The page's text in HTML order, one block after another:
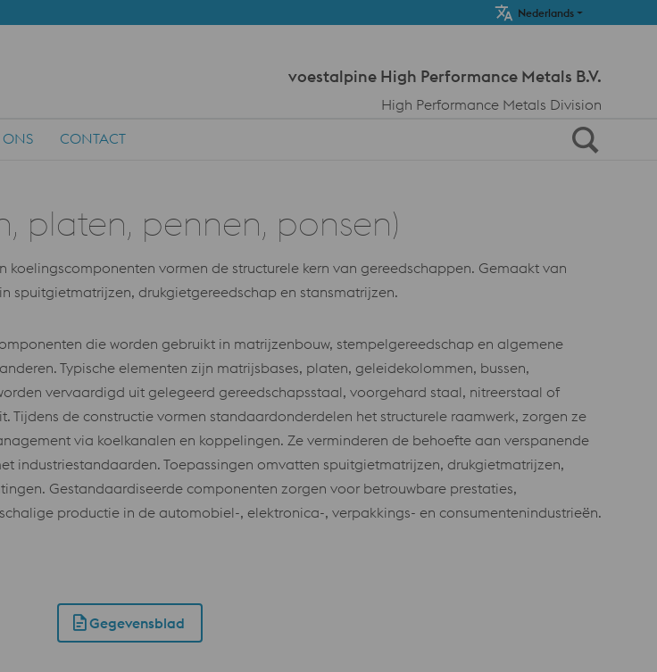
Nederlands
voestalpine High Performance Metals B.V.
High Performance Metals Division
ONS CONTACT
platen, pennen, ponsen)
vormen de structurele kern van gereedschappen. Gemaakt van
spuitgietmatrijzen, drukgietgereedschap en stansmatrijzen.
die worden gebruikt in matrijzenbouw, stempelgereedschap en algemene
Typische elementen zijn matrijsbases, platen, geleidekolommen, bussen,
vervaardigd uit gelegeerd gereedschapsstaal, voorgehard staal, nitreerstaal of
de constructie vormen standaardonderdelen het structurele raamwerk, zorgen ze
via koelkanalen en koppelingen. Ze verminderen de behoefte aan verspanende
Toepassingen omvatten spuitgietmatrijzen, drukgietmatrijzen,
Gestandaardiseerde componenten zorgen voor betrouwbare prestaties,
productie in de automobiel-, elektronica-, verpakkings- en consumentenindustrieën.
Gegevensblad